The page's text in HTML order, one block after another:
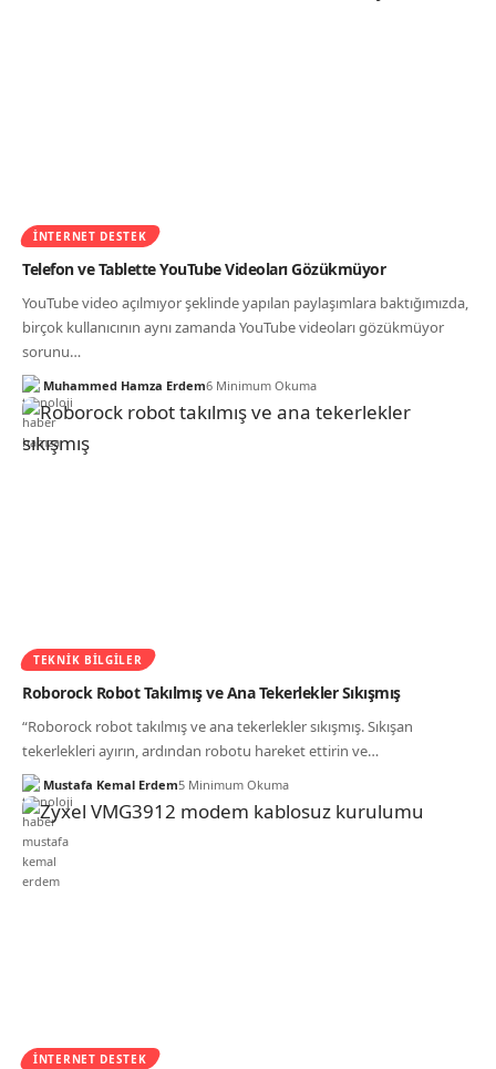
İNTERNET DESTEK
Telefon ve Tablette YouTube Videoları Gözükmüyor
YouTube video açılmıyor şeklinde yapılan paylaşımlara baktığımızda,
birçok kullanıcının aynı zamanda YouTube videoları gözükmüyor
sorunu…
Muhammed Hamza Erdem6 Minimum Okuma
TEKNIK BILGILER
Roborock Robot Takılmış ve Ana Tekerlekler Sıkışmış
“Roborock robot takılmış ve ana tekerlekler sıkışmış. Sıkışan
tekerlekleri ayırın, ardından robotu hareket ettirin ve…
Mustafa Kemal Erdem5 Minimum Okuma
İNTERNET DESTEK